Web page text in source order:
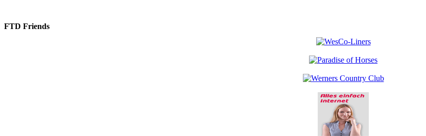
FTD Friends